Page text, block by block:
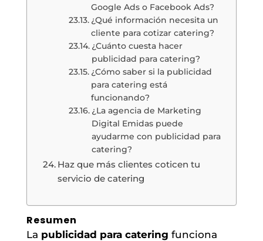
Google Ads o Facebook Ads?
¿Qué información necesita un
cliente para cotizar catering?
¿Cuánto cuesta hacer
publicidad para catering?
¿Cómo saber si la publicidad
para catering está
funcionando?
¿La agencia de Marketing
Digital Emidas puede
ayudarme con publicidad para
catering?
Haz que más clientes coticen tu
servicio de catering
Resumen
La publicidad para catering funciona